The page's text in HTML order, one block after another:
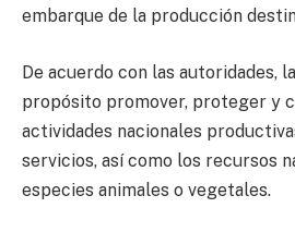
embarque de la producción
De acuerdo con las autoridades,
propósito promover, proteger y
actividades nacionales
servicios, así como los recursos
especies animales o vegetales.